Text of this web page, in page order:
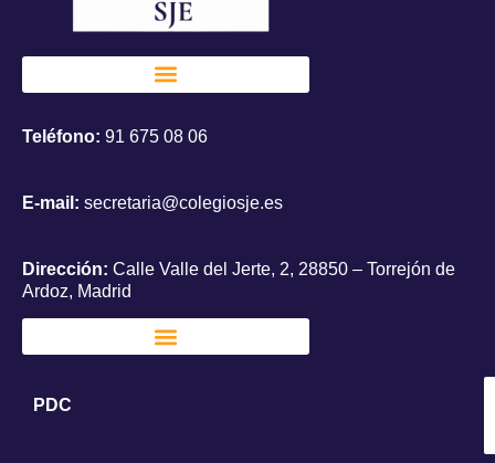
Teléfono: 91 675 08 06
E-mail: secretaria@colegiosje.es
Dirección: Calle Valle del Jerte, 2, 28850 – Torrejón de
Ardoz, Madrid
PDC